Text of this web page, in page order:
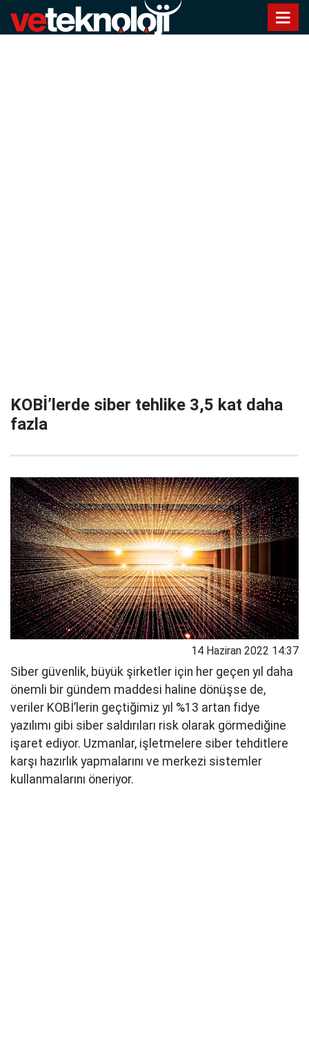
KOBİ’lerde siber tehlike 3,5 kat daha
fazla
14 Haziran 2022 14:37
Siber güvenlik, büyük şirketler için her geçen yıl daha
önemli bir gündem maddesi haline dönüşse de,
veriler KOBİ’lerin geçtiğimiz yıl %13 artan fidye
yazılımı gibi siber saldırıları risk olarak görmediğine
işaret ediyor. Uzmanlar, işletmelere siber tehditlere
karşı hazırlık yapmalarını ve merkezi sistemler
kullanmalarını öneriyor.